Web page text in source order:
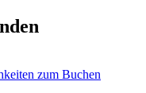
zum Buchen